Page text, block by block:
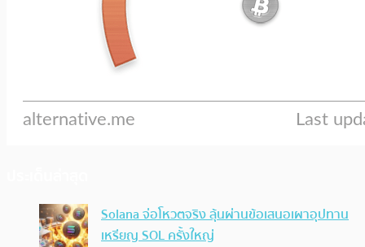
Solana จ่อโหวตจริง ลุ้นผ่านข้อเสนอเผาอุปทาน
เหรียญ SOL ครั้งใหญ่